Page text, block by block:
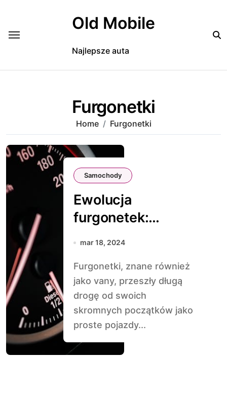
Old Mobile
Najlepsze auta
Furgonetki
Home Furgonetki
Samochody
Ewolucja
furgonetek:
Design i
mar 18, 2024
Furgonetki, znane również
jako vany, przeszły długą
drogę od swoich
skromnych początków jako
proste pojazdy...